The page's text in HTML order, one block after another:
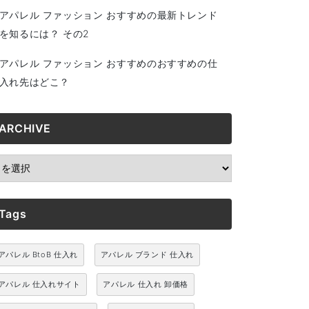
パレル ファッション おすすめの最新トレンド
知るには？ その2
パレル ファッション おすすめのおすすめの仕
れ先はどこ？
パレル BtoB 仕入れ アパレル ブランド 仕入れ
パレル 仕入れサイト アパレル 仕入れ 卸価格